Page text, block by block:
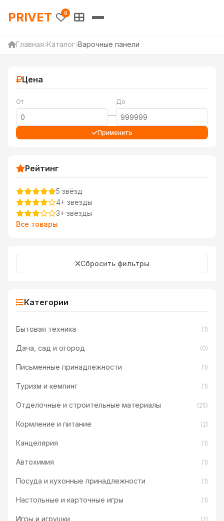
PRIVET — Каталог товаров
PRIVET 0
Главная Каталог Варочные панели
Цена
От
—
До
Применить
Рейтинг
5 звёзд
4+ звезды
3+ звезды
Все товары
Сбросить фильтры
Категории
Бытовая техника (1)
Дача, сад и огород (0)
Письменные принадлежности (1)
Туризм и кемпинг (1)
Отделочные и строительные материалы (25)
Кормление и питание (2)
Канцелярия (1)
Автохимия (1)
Посуда и кухонные принадлежности (1)
Настольные и карточные игры (1)
Игры и игрушки (2)